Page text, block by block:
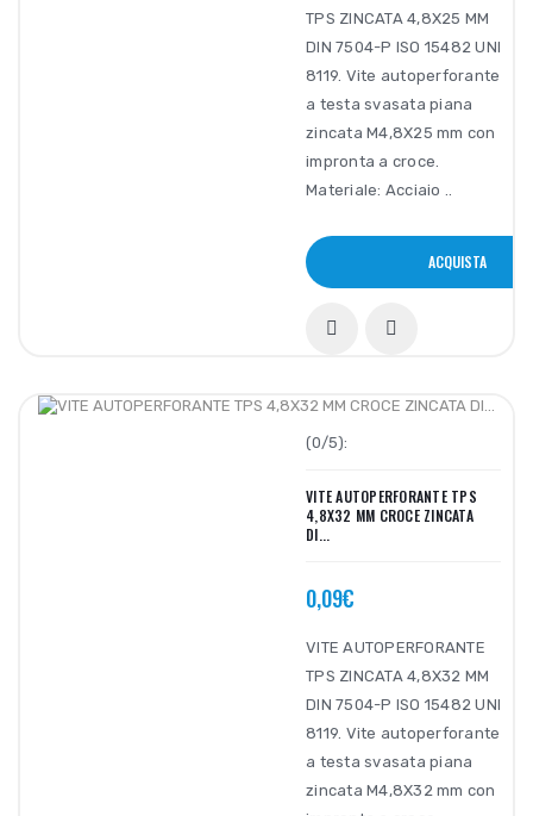
TPS ZINCATA 4,8X25 MM
DIN 7504-P ISO 15482 UNI
8119. Vite autoperforante
a testa svasata piana
zincata M4,8X25 mm con
impronta a croce.
Materiale: Acciaio ..
ACQUISTA
(0/5):
VITE AUTOPERFORANTE TPS
4,8X32 MM CROCE ZINCATA
DI...
0,09€
VITE AUTOPERFORANTE
TPS ZINCATA 4,8X32 MM
DIN 7504-P ISO 15482 UNI
8119. Vite autoperforante
a testa svasata piana
zincata M4,8X32 mm con